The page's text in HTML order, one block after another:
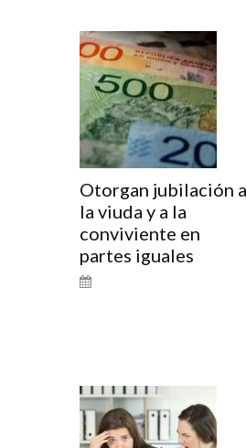
Otorgan jubilación a
la viuda y a la
conviviente en
partes iguales